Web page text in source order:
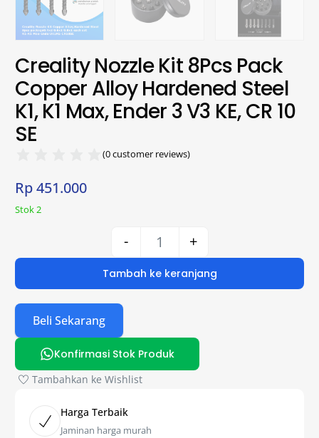
Creality Nozzle Kit 8Pcs Pack
Copper Alloy Hardened Steel
K1, K1 Max, Ender 3 V3 KE, CR 10
SE
(0customer reviews)
Rp451.000
Stok 2
- +
Tambah ke keranjang
Beli Sekarang
Konfirmasi Stok Produk
Tambahkan ke Wishlist
Harga Terbaik
Jaminan harga murah